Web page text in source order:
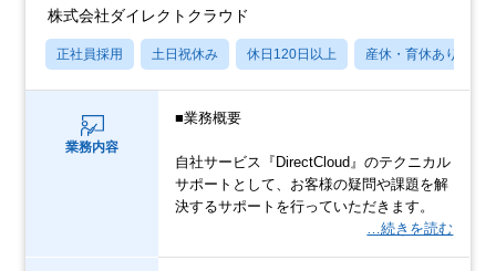
株式会社ダイレクトクラウド
正社員採用 土日祝休み 休日120日以上 産休・育休あり
業務内容
■業務概要
自社サービス『DirectCloud』のテクニカル
サポートとして、お客様の疑問や課題を解
決するサポートを行っていただきます。
…続きを読む